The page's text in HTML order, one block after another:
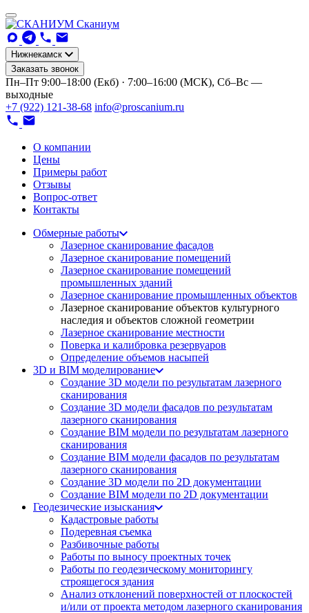
Сканиум
Нижнекамск
Заказать звонок
Пн–Пт 9:00–18:00 (Екб) · 7:00–16:00 (МСК), Сб–Вс —
выходные
+7 (922) 121-38-68 info@proscanium.ru
О компании
Цены
Примеры работ
Отзывы
Вопрос-ответ
Контакты
Обмерные работы
Лазерное сканирование фасадов
Лазерное сканирование помещений
Лазерное сканирование помещений
промышленных зданий
Лазерное сканирование промышленных объектов
Лазерное сканирование объектов культурного
наследия и объектов сложной геометрии
Лазерное сканирование местности
Поверка и калибровка резервуаров
Определение объемов насы​​пей
3D и BIM моделирование
Создание 3D модели по результатам лазерного
сканирования
Создание 3D модели фасадов по результатам
лазерного сканирования
Создание BIM модели по результатам лазерного
сканирования
Создание BIM модели фасадов по результатам
лазерного сканирования
Создание 3D модели по 2D документации
Создание BIM модели по 2D документации
Геодезические изыскания
Кадастровые работы
Подеревная съемка
Разбивочные работы
Работы по выносу проектных точек
Работы по геодезическому мониторингу
строящегося здания
Анализ отклонений поверхностей от плоскостей
и/или от проекта методом лазерного сканирования